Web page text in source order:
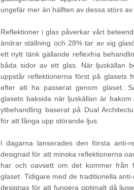
ungefär mer än hälften av dessa störs
Reflektioner i glas påverkar vårt
ändrar ställning och 28% tar av sig
ett nytt tänk gällande reflexfria
båda sidor av ett glas. När ljuskällan
uppstår reflektionerna först på glasets
efter att ha passerat genom glaset.
glasets baksida när ljuskällan är
ytbehandling baserat på Dual
för att fånga upp störande ljus.
I dagarna lanserades den första anti-
designad för att minska reflektionerna
har och oavsett om det kommer från
glaset. Tidigare med de traditionella
designas för att fungera optimalt då